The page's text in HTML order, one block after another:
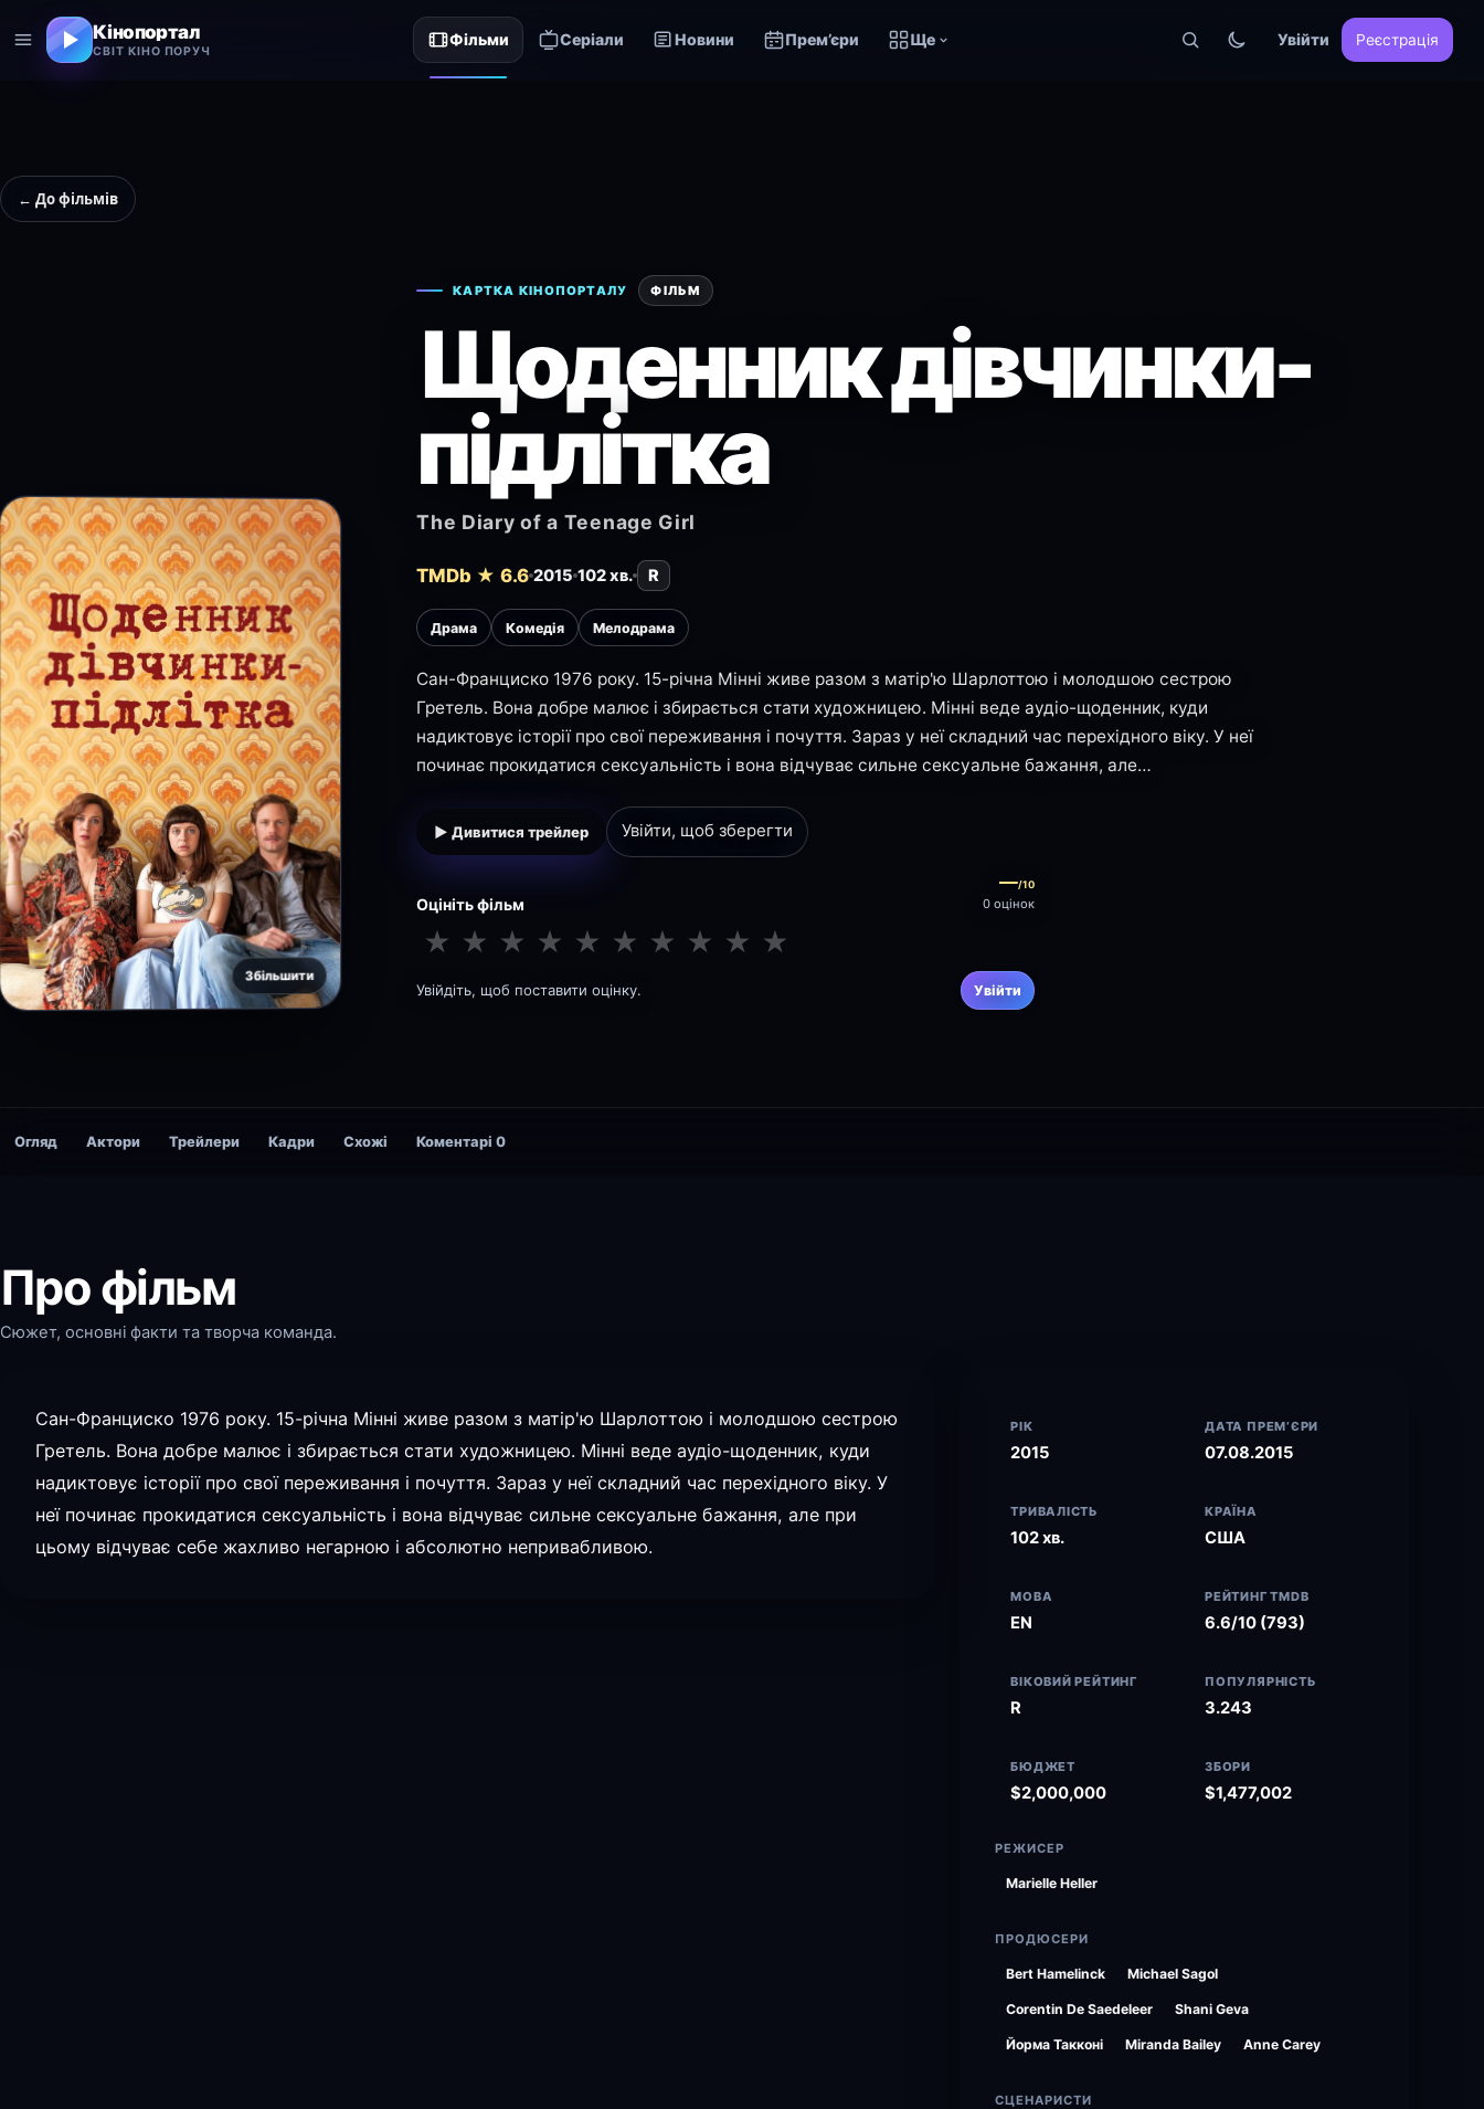
Кінопортал
СВІТ КІНО ПОРУЧ
Фільми Серіали Новини Прем’єри Ще Увійти Реєстрація
← До фільмів
Збільшити
КАРТКА КІНОПОРТАЛУ ФІЛЬМ
Щоденник дівчинки-
підлітка
The Diary of a Teenage Girl
TMDb ★ 6.6 2015 102 хв. R
Драма Комедія Мелодрама
Сан-Франциско 1976 року. 15-річна Мінні живе разом з матір'ю Шарлоттою і молодшою сестрою
Гретель. Вона добре малює і збирається стати художницею. Мінні веде аудіо-щоденник, куди
надиктовує історії про свої переживання і почуття. Зараз у неї складний час перехідного віку. У неї
починає прокидатися сексуальність і вона відчуває сильне сексуальне бажання, але…
▶ Дивитися трейлер Увійти, щоб зберегти
Оцініть фільм
—/10
0 оцінок
★ ★ ★ ★ ★ ★ ★ ★ ★ ★
Увійдіть, щоб поставити оцінку. Увійти
Огляд Актори Трейлери Кадри Схожі Коментарі 0
Про фільм
Сюжет, основні факти та творча команда.
Сан-Франциско 1976 року. 15-річна Мінні живе разом з матір'ю Шарлоттою і молодшою сестрою
Гретель. Вона добре малює і збирається стати художницею. Мінні веде аудіо-щоденник, куди
надиктовує історії про свої переживання і почуття. Зараз у неї складний час перехідного віку. У
неї починає прокидатися сексуальність і вона відчуває сильне сексуальне бажання, але при
цьому відчуває себе жахливо негарною і абсолютно непривабливою.
РІК
2015
ДАТА ПРЕМ’ЄРИ
07.08.2015
ТРИВАЛІСТЬ
102 хв.
КРАЇНА
США
МОВА
EN
РЕЙТИНГ TMDB
6.6/10 (793)
ВІКОВИЙ РЕЙТИНГ
R
ПОПУЛЯРНІСТЬ
3.243
БЮДЖЕТ
$2,000,000
ЗБОРИ
$1,477,002
РЕЖИСЕР
Marielle Heller
ПРОДЮСЕРИ
Bert Hamelinck Michael Sagol
Corentin De Saedeleer Shani Geva
Йорма Такконі Miranda Bailey Anne Carey
СЦЕНАРИСТИ